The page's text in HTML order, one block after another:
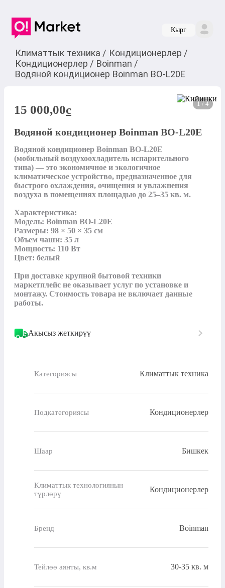
Кырг
Климаттык техника / Кондиционерлер /
Кондиционерлер / Boinman /
Водяной кондиционер Boinman BO-L20E
1 / 4
15 000,00c
Водяной кондиционер Boinman BO-L20E
Водяной кондиционер Boinman BO-L20E
(мобильный воздухоохладитель испарительного
типа) — это экономичное и экологичное
климатическое устройство, предназначенное для
быстрого охлаждения, очищения и увлажнения
воздуха в помещениях площадью до 25–35 кв. м.
Характеристика:
Модель: Boinman BO-L20E
Размеры: 98 × 50 × 35 см
Объем чаши: 35 л
Мощность: 110 Вт
Цвет: белый
При доставке крупной бытовой техники
маркетплейс не оказывает услуг по установке и
монтажу. Стоимость товара не включает данные
работы.
Акысыз жеткирүү
Категориясы Климаттык техника
Подкатегориясы Кондиционерлер
Шаар Бишкек
Климаттык технологиянын
түрлөрү
Кондиционерлер
Бренд Boinman
Тейлөө аянты, кв.м 30-35 кв. м